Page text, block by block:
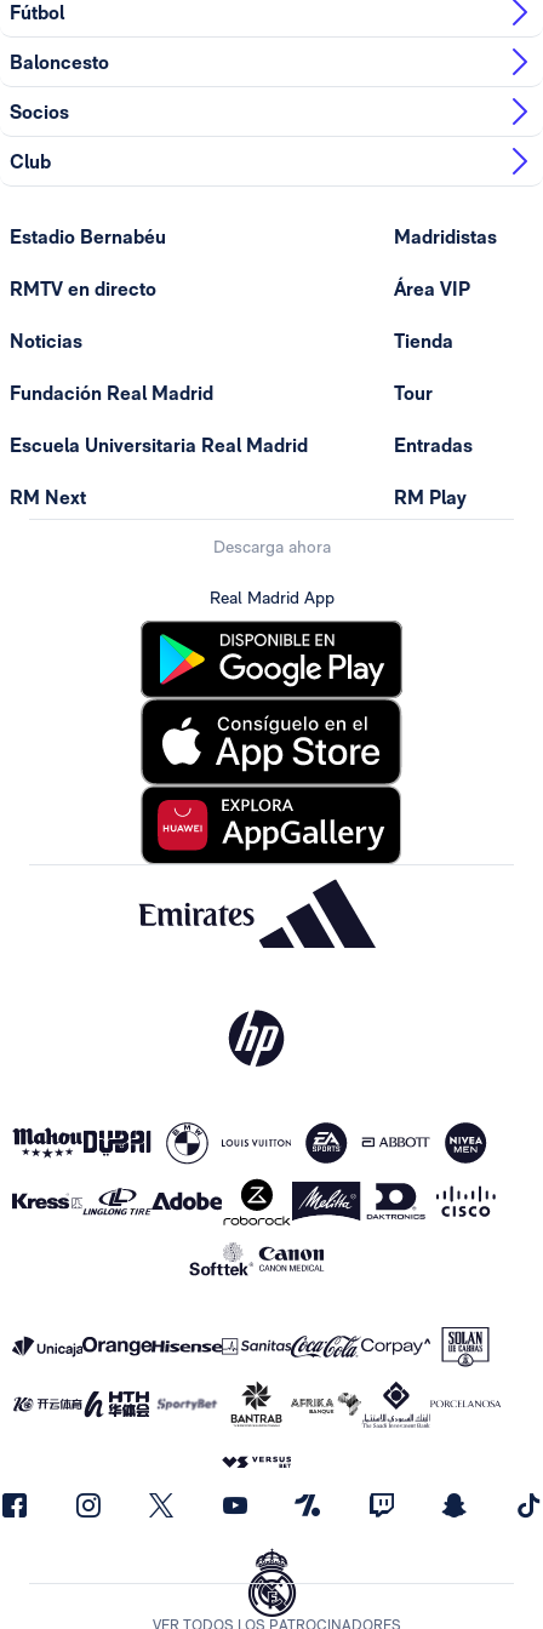
Fútbol
Baloncesto
Socios
Club
Estadio Bernabéu
RMTV en directo
Noticias
Fundación Real Madrid
Escuela Universitaria Real Madrid
RM Next
Madridistas
Área VIP
Tienda
Tour
Entradas
RM Play
Descarga ahora
Real Madrid App